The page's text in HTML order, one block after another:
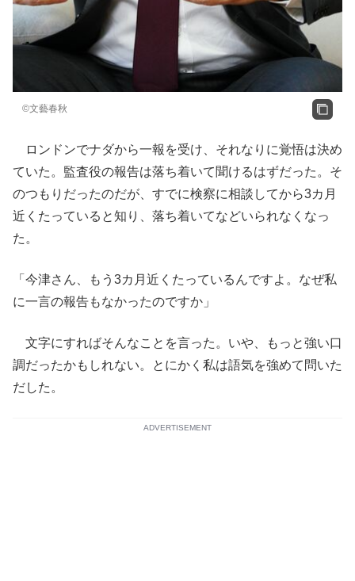
©文藝春秋
ロンドンでナダから一報を受け、それなりに覚悟は決め
ていた。監査役の報告は落ち着いて聞けるはずだった。そ
のつもりだったのだが、すでに検察に相談してから3カ月
近くたっていると知り、落ち着いてなどいられなくなっ
た。
「今津さん、もう3カ月近くたっているんですよ。なぜ私
に一言の報告もなかったのですか」
文字にすればそんなことを言った。いや、もっと強い口
調だったかもしれない。とにかく私は語気を強めて問いた
だした。
ADVERTISEMENT